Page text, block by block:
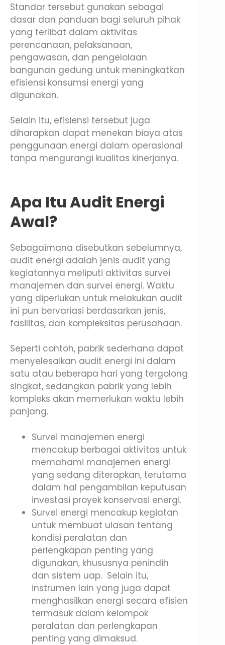
Standar tersebut gunakan sebagai
dasar dan panduan bagi seluruh pihak
yang terlibat dalam aktivitas
perencanaan, pelaksanaan,
pengawasan, dan pengelolaan
bangunan gedung untuk meningkatkan
efisiensi konsumsi energi yang
digunakan.
Selain itu, efisiensi tersebut juga
diharapkan dapat menekan biaya atas
penggunaan energi dalam operasional
tanpa mengurangi kualitas kinerjanya.
Apa Itu Audit Energi
Awal?
Sebagaimana disebutkan sebelumnya,
audit energi adalah jenis audit yang
kegiatannya meliputi aktivitas survei
manajemen dan survei energi. Waktu
yang diperlukan untuk melakukan audit
ini pun bervariasi berdasarkan jenis,
fasilitas, dan kompleksitas perusahaan.
Seperti contoh, pabrik sederhana dapat
menyelesaikan audit energi ini dalam
satu atau beberapa hari yang tergolong
singkat, sedangkan pabrik yang lebih
kompleks akan memerlukan waktu lebih
panjang.
Survei manajemen energi
mencakup berbagai aktivitas untuk
memahami manajemen energi
yang sedang diterapkan, terutama
dalam hal pengambilan keputusan
investasi proyek konservasi energi.
Survei energi mencakup kegiatan
untuk membuat ulasan tentang
kondisi peralatan dan
perlengkapan penting yang
digunakan, khususnya penindih
dan sistem uap. Selain itu,
instrumen lain yang juga dapat
menghasilkan energi secara efisien
termasuk dalam kelompok
peralatan dan perlengkapan
penting yang dimaksud.